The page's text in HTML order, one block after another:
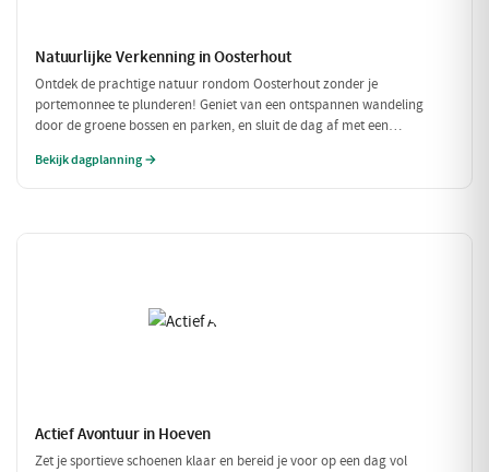
Natuurlijke Verkenning in Oosterhout
Ontdek de prachtige natuur rondom Oosterhout zonder je
portemonnee te plunderen! Geniet van een ontspannen wandeling
door de groene bossen en parken, en sluit de dag af met een
vrienden of gezin!
Bekijk dagplanning →
Actief Avontuur in Hoeven
Zet je sportieve schoenen klaar en bereid je voor op een dag vol